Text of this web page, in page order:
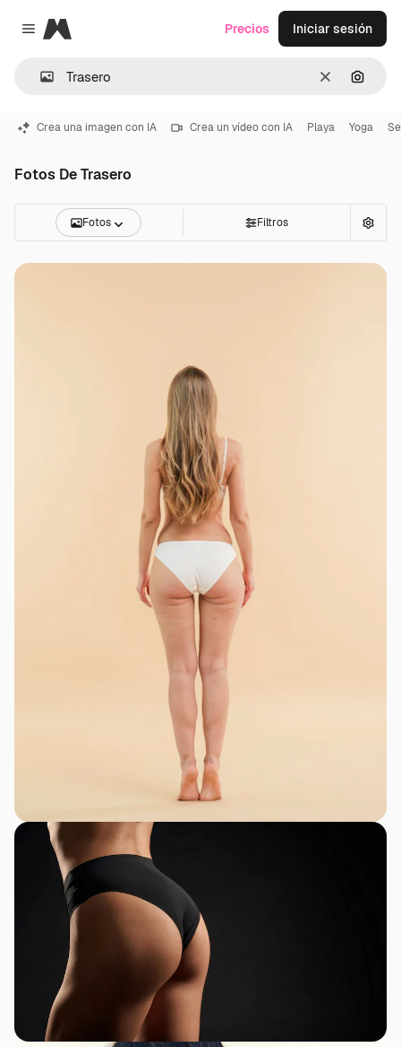
Close menu
Magnific
Borrar
Precios Iniciar sesión
Crea una imagen con IA Crea un vídeo con IA Playa Yoga
Fotos De Trasero
Fotos Filtros